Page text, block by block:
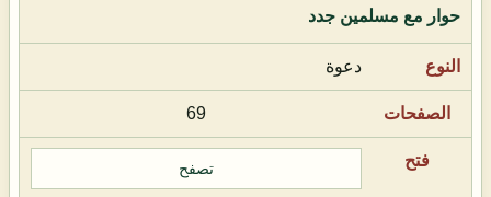
حوار مع مسلمين جدد
دعوة
69
تصفح